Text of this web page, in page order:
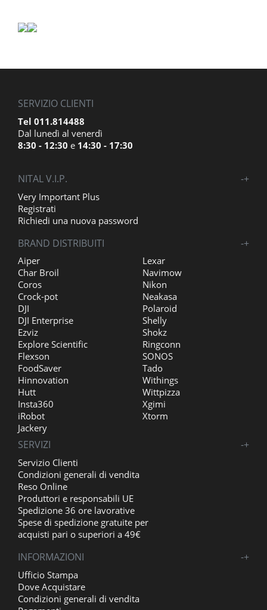
SERVIZIO CLIENTI
Tel 011.814488
Dal lunedì al venerdì
8:30 - 12:30 e 14:30 - 17:30
NITAL V.I.P. +
-
Very Important Plus
Registrati
Richiedi una nuova password
BRAND DISTRIBUITI +
-
Aiper
Char Broil
Coros
Crock-pot
DJI
DJI Enterprise
Ezviz
Explore Scientific
Flexson
FoodSaver
Hinnovation
Hutt
Insta360
iRobot
Jackery
Lexar
Navimow
Nikon
Neakasa
Polaroid
Shelly
Shokz
Ringconn
SONOS
Tado
Withings
Wittpizza
Xgimi
Xtorm
SERVIZI +
-
Servizio Clienti
Condizioni generali di vendita
Reso Online
Produttori e responsabili UE
Spedizione 36 ore lavorative
Spese di spedizione gratuite per
acquisti pari o superiori a 49€
INFORMAZIONI +
-
Ufficio Stampa
Dove Acquistare
Condizioni generali di vendita